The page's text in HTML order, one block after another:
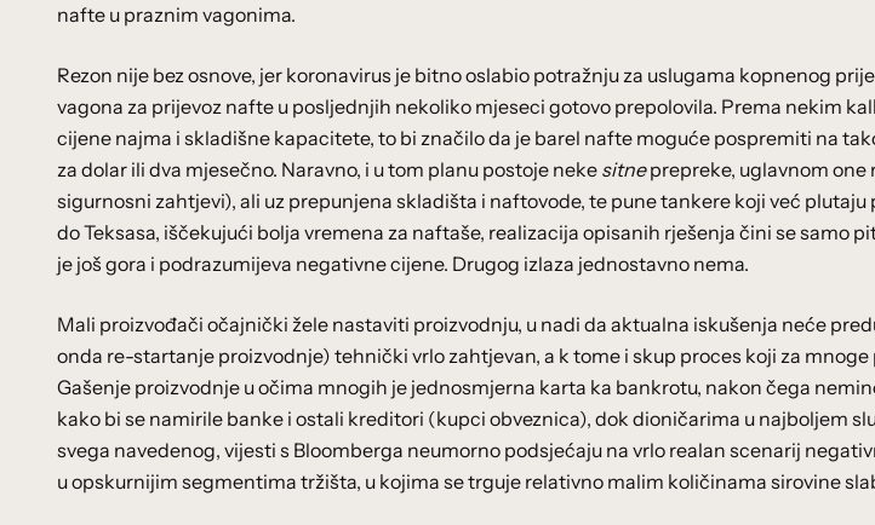
nafte u praznim vagonima.
Rezon nije bez osnove, jer koronavirus je bitno oslabio potražnju za uslugama kopnenog
vagona za prijevoz nafte u posljednjih nekoliko mjeseci gotovo prepolovila. Prema nekim
cijene najma i skladišne kapacitete, to bi značilo da je barel nafte moguće pospremiti na
za dolar ili dva mjesečno. Naravno, i u tom planu postoje neke sitneprepreke, uglavnom
sigurnosni zahtjevi), ali uz prepunjena skladišta i naftovode, te pune tankere koji već
do Teksasa, iščekujući bolja vremena za naftaše, realizacija opisanih rješenja čini se samo
je još gora i podrazumijeva negativne cijene. Drugog izlaza jednostavno nema.
Mali proizvođači očajnički žele nastaviti proizvodnju, u nadi da aktualna iskušenja neće
onda re-startanje proizvodnje) tehnički vrlo zahtjevan, a k tome i skup proces koji za
Gašenje proizvodnje u očima mnogih je jednosmjerna karta ka bankrotu, nakon čega
kako bi se namirile banke i ostali kreditori (kupci obveznica), dok dioničarima u najboljem
svega navedenog, vijesti s Bloomberga neumorno podsjećaju na vrlo realan scenarij
u opskurnijim segmentima tržišta, u kojima se trguje relativno malim količinama sirovine